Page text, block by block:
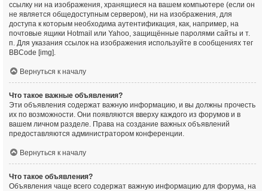
ссылку ни на изображения, хранящиеся на вашем компьютере (если он
не является общедоступным сервером), ни на изображения, для
доступа к которым необходима аутентификация, как, например, на
почтовые ящики Hotmail или Yahoo, защищённые паролями сайты и т.
п. Для указания ссылок на изображения используйте в сообщениях тег
BBCode [img].
Вернуться к началу
Что такое важные объявления?
Эти объявления содержат важную информацию, и вы должны прочесть
их по возможности. Они появляются вверху каждого из форумов и в
вашем личном разделе. Права на создание важных объявлений
предоставляются администратором конференции.
Вернуться к началу
Что такое объявления?
Объявления чаще всего содержат важную информацию для форума, на